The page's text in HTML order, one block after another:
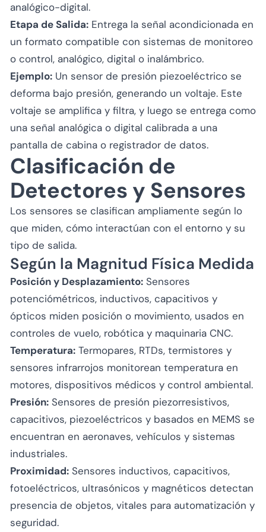
analógico-digital.
Etapa de Salida: Entrega la señal acondicionada en
un formato compatible con sistemas de monitoreo
o control, analógico, digital o inalámbrico.
Ejemplo: Un sensor de presión piezoeléctrico se
deforma bajo presión, generando un voltaje. Este
voltaje se amplifica y filtra, y luego se entrega como
una señal analógica o digital calibrada a una
pantalla de cabina o registrador de datos.
Clasificación de
Detectores y Sensores
Los sensores se clasifican ampliamente según lo
que miden, cómo interactúan con el entorno y su
tipo de salida.
Según la Magnitud Física Medida
Posición y Desplazamiento: Sensores
potenciómétricos, inductivos, capacitivos y
ópticos miden posición o movimiento, usados en
controles de vuelo, robótica y maquinaria CNC.
Temperatura: Termopares, RTDs, termistores y
sensores infrarrojos monitorean temperatura en
motores, dispositivos médicos y control ambiental.
Presión: Sensores de presión piezorresistivos,
capacitivos, piezoeléctricos y basados en MEMS se
encuentran en aeronaves, vehículos y sistemas
industriales.
Proximidad: Sensores inductivos, capacitivos,
fotoeléctricos, ultrasónicos y magnéticos detectan
presencia de objetos, vitales para automatización y
seguridad.